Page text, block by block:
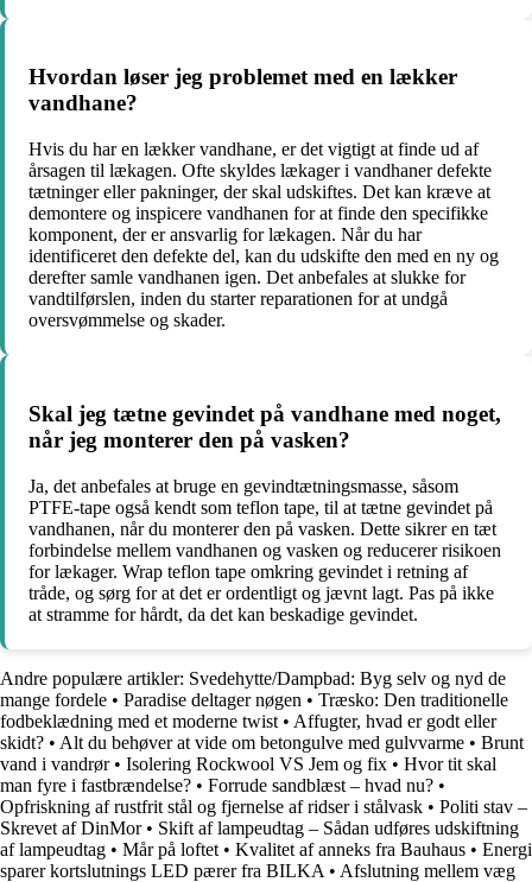
Hvordan løser jeg problemet med en lækker
vandhane?
Hvis du har en lækker vandhane, er det vigtigt at finde ud af
årsagen til lækagen. Ofte skyldes lækager i vandhaner defekte
tætninger eller pakninger, der skal udskiftes. Det kan kræve at
demontere og inspicere vandhanen for at finde den specifikke
komponent, der er ansvarlig for lækagen. Når du har
identificeret den defekte del, kan du udskifte den med en ny og
derefter samle vandhanen igen. Det anbefales at slukke for
vandtilførslen, inden du starter reparationen for at undgå
oversvømmelse og skader.
Skal jeg tætne gevindet på vandhane med noget,
når jeg monterer den på vasken?
Ja, det anbefales at bruge en gevindtætningsmasse, såsom
PTFE-tape også kendt som teflon tape, til at tætne gevindet på
vandhanen, når du monterer den på vasken. Dette sikrer en tæt
forbindelse mellem vandhanen og vasken og reducerer risikoen
for lækager. Wrap teflon tape omkring gevindet i retning af
tråde, og sørg for at det er ordentligt og jævnt lagt. Pas på ikke
at stramme for hårdt, da det kan beskadige gevindet.
Andre populære artikler: Svedehytte/Dampbad: Byg selv og nyd de
mange fordele • Paradise deltager nøgen • Træsko: Den traditionelle
fodbeklædning med et moderne twist • Affugter, hvad er godt eller
skidt? • Alt du behøver at vide om betongulve med gulvvarme • Brunt
vand i vandrør• Isolering Rockwool VS Jem og fix • Hvor tit skal
man fyre i fastbrændelse? • Forrude sandblæst – hvad nu? •
Opfriskning af rustfrit stål og fjernelse af ridser i stålvask • Politi stav –
Skrevet af DinMor• Skift af lampeudtag – Sådan udføres udskiftning
af lampeudtag • Mår på loftet • Kvalitet af anneks fra Bauhaus • Energi
sparer kortslutnings LED pærer fra BILKA • Afslutning mellem væg